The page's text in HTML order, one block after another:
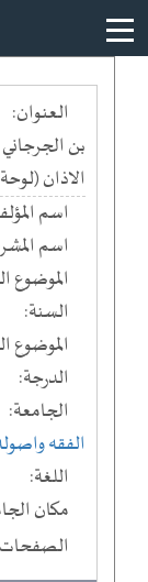
العنوان:
الاذان (لوحة 69) : دراسة وتحقيق
اسم
اسم
الموضوع
السنة:
الموضوع
الدرجة:
الجامعة:
الفقه
اللغة:
مكان
الصفحات